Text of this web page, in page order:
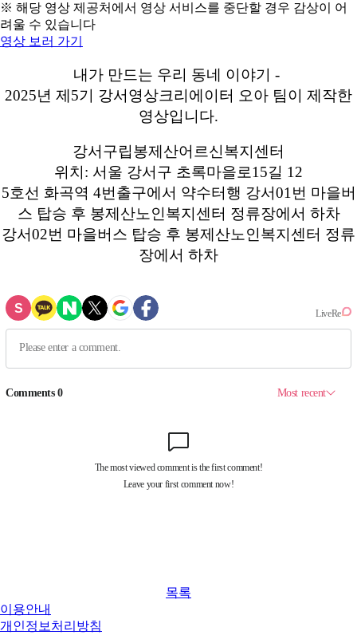
※ 해당 영상 제공처에서 영상 서비스를 중단할 경우 감상이 어
려울 수 있습니다
영상 보러 가기
내가 만드는 우리 동네 이야기 -
2025년 제5기 강서영상크리에이터 오아 팀이 제작한
영상입니다.
강서구립봉제산어르신복지센터
위치: 서울 강서구 초록마을로15길 12
5호선 화곡역 4번출구에서 약수터행 강서01번 마을버
스 탑승 후 봉제산노인복지센터 정류장에서 하차
강서02번 마을버스 탑승 후 봉제산노인복지센터 정류
장에서 하차
목록
이용안내
개인정보처리방침